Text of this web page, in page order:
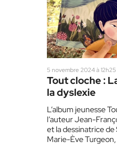
5 novembre 2024 à 12h25
Tout cloche :
la dyslexie
L’album jeunesse
l’auteur Jean-
et la dessinatrice
Marie-Ève